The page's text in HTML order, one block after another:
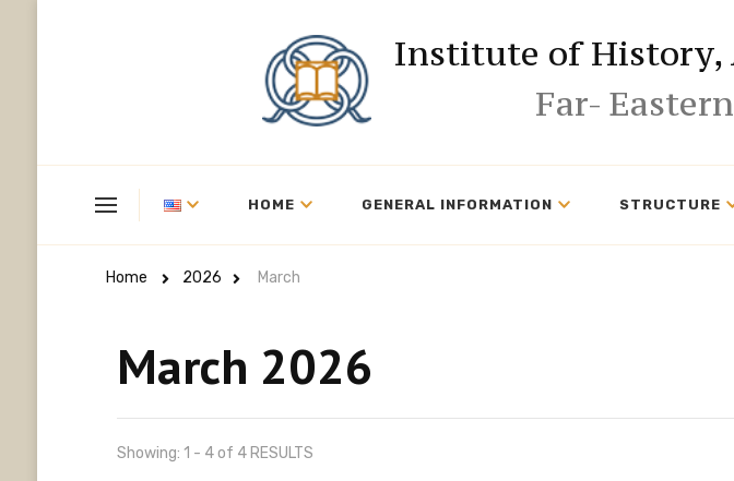
Institute of History,
Far-
HOME GENERAL INFORMATION STRUCTURE
Home 2026 March
March 2026
Showing: 1 - 4 of 4 RESULTS